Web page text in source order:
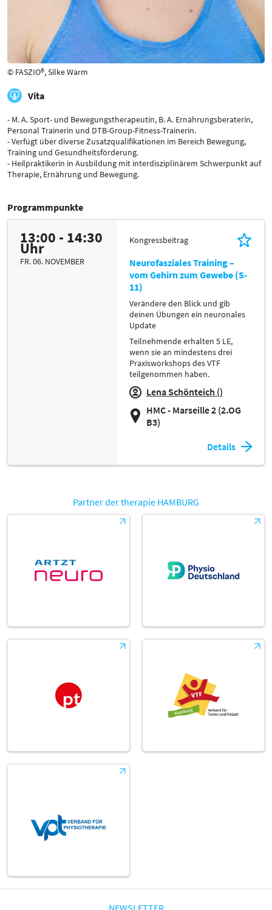
© FASZIO®, Silke Warm
Vita
- M. A. Sport- und Bewegungstherapeutin, B. A. Ernährungsberaterin,
Personal Trainerin und DTB-Group-Fitness-Trainerin.
- Verfügt über diverse Zusatzqualifikationen im Bereich Bewegung,
Training und Gesundheitsförderung.
- Heilpraktikerin in Ausbildung mit interdisziplinärem Schwerpunkt auf
Therapie, Ernährung und Bewegung.
Programmpunkte
13:00 - 14:30
Uhr
FR. 06. NOVEMBER
Kongressbeitrag
Neurofasziales Training –
vom Gehirn zum Gewebe (S-
11)
Verändere den Blick und gib
deinen Übungen ein neuronales
Update
Teilnehmende erhalten 5 LE,
wenn sie an mindestens drei
Praxisworkshops des VTF
teilgenommen haben.
Lena Schönteich ()
HMC - Marseille 2 (2.OG
B3)
Details
Partner der therapie HAMBURG